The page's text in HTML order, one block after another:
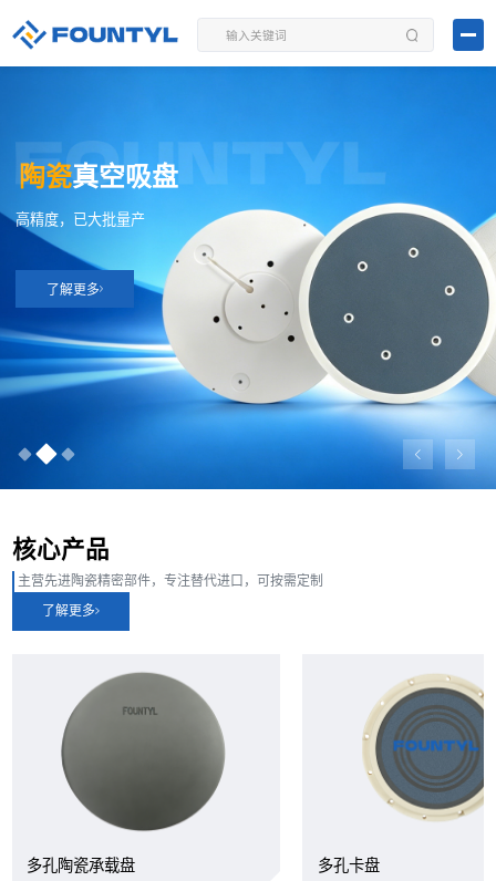
陶瓷真空吸盘
高精度，已大批量产
了解更多
核心产品
主营先进陶瓷精密部件，专注替代进口，可按需定制
了解更多
多孔陶瓷承载盘 多孔卡盘